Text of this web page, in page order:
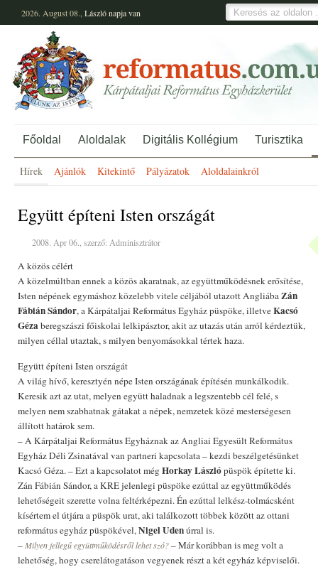
2026. August 08., Lászlónapja van
Főoldal Aloldalak Digitális Kollégium Turisztika
Hírek Ajánlók Kitekintő Pályázatok Aloldalainkról
Együtt építeni Isten országát
2008. Apr 06., szerző: Adminisztrátor
A közös célért
A közelmúltban ennek a közös akaratnak, az együttműködésnek erősítése,
Isten népének egymáshoz közelebb vitele céljából utazott AngliábaZán
Fábián Sándor, a Kárpátaljai Református Egyház püspöke, illetveKacsó
Gézaberegszászi főiskolai lelkipásztor, akit az utazás után arról kérdeztük,
milyen céllal utaztak, s milyen benyomásokkal tértek haza.
Együtt építeni Isten országát
A világ hívő, keresztyén népe Isten országának építésén munkálkodik.
Keresik azt az utat, melyen együtt haladnak a legszentebb cél felé, s
melyen nem szabhatnak gátakat a népek, nemzetek közé mesterségesen
állított határok sem.
– A Kárpátaljai Református Egyháznak az Angliai Egyesült Református
Egyház Déli Zsinatával van partneri kapcsolata – kezdi beszélgetésünket
Kacsó Géza. – Ezt a kapcsolatot még Horkay Lászlópüspök építette ki.
Zán Fábián Sándor, a KRE jelenlegi püspöke ezúttal az együttműködés
lehetőségeit szerette volna feltérképezni. Én ezúttal lelkész-tolmácsként
kísértem el útjára a püspök urat, aki találkozott többek között az ottani
református egyház püspökével,Nigel Udenúrral is.
– Milyen jellegű együttműködésről lehet szó?– Már korábban is meg volt a
lehetőség, hogy cserelátogatáson vegyenek részt a két egyház képviselői.